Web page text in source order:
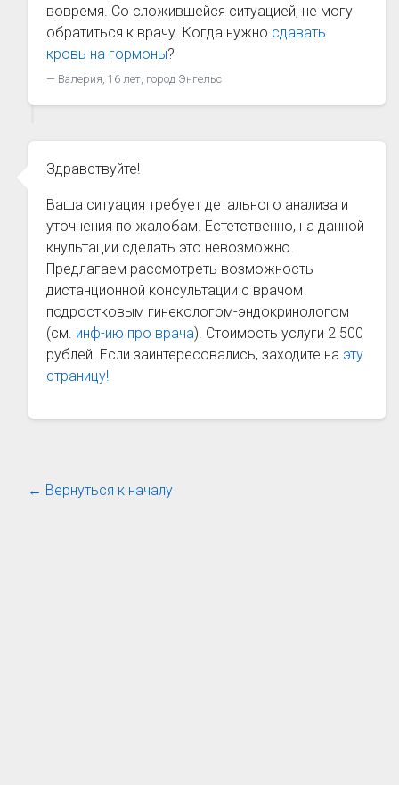
вовремя. Со сложившейся ситуацией, не могу
обратиться к врачу. Когда нужно сдавать
кровь на гормоны?
Валерия, 16 лет, город Энгельс
Здравствуйте!
Ваша ситуация требует детального анализа и
уточнения по жалобам. Естетственно, на данной
кнультации сделать это невозможно.
Предлагаем рассмотреть возможность
дистанционной консультации с врачом
подростковым гинекологом-эндокринологом
(см. инф-ию про врача). Стоимость услуги 2 500
рублей. Если заинтересовались, заходите на эту
страницу!
← Вернуться к началу